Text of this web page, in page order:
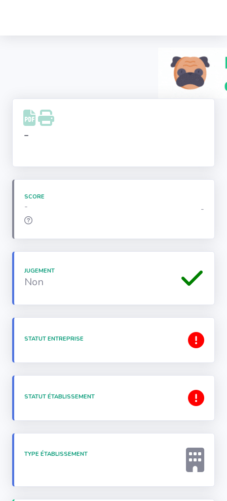
Facebook
Instagram
-
SCORE
- -
JUGEMENT
Non
STATUT ENTREPRISE
STATUT ÉTABLISSEMENT
TYPE ÉTABLISSEMENT